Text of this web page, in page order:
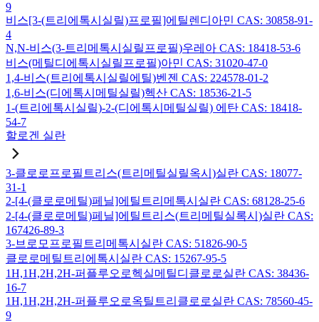
9
비스[3-(트리에톡시실릴)프로필]에틸렌디아민 CAS: 30858-91-
4
N,N-비스(3-트리메톡시실릴프로필)우레아 CAS: 18418-53-6
비스(메틸디에톡시실릴프로필)아민 CAS: 31020-47-0
1,4-비스(트리에톡시실릴에틸)벤젠 CAS: 224578-01-2
1,6-비스(디에톡시메틸실릴)헥산 CAS: 18536-21-5
1-(트리에톡시실릴)-2-(디에톡시메틸실릴) 에탄 CAS: 18418-
54-7
할로겐 실란
3-클로로프로필트리스(트리메틸실릴옥시)실란 CAS: 18077-
31-1
2-[4-(클로로메틸)페닐]에틸트리메톡시실란 CAS: 68128-25-6
2-[4-(클로로메틸)페닐]에틸트리스(트리메틸실록시)실란 CAS:
167426-89-3
3-브로모프로필트리메톡시실란 CAS: 51826-90-5
클로로메틸트리에톡시실란 CAS: 15267-95-5
1H,1H,2H,2H-퍼플루오로헥실메틸디클로로실란 CAS: 38436-
16-7
1H,1H,2H,2H-퍼플루오로옥틸트리클로로실란 CAS: 78560-45-
9